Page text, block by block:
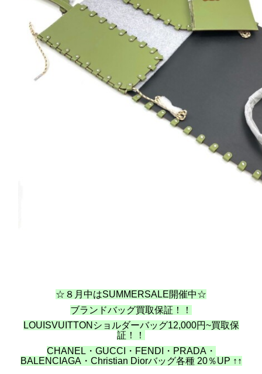
☆８月中はSUMMERSALE開催中☆
ブランドバッグ買取保証！！
LOUISVUITTONショルダーバッグ12,000円~買取保
証！！
CHANEL・GUCCI・FENDI・PRADA・
BALENCIAGA・Christian Diorバッグ各種 20％UP ↑↑